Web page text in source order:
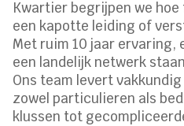
Kwartier begrijpen we
een kapotte leiding of
Met ruim 10 jaar
een landelijk netwerk
Ons team levert
zowel particulieren als
klussen tot